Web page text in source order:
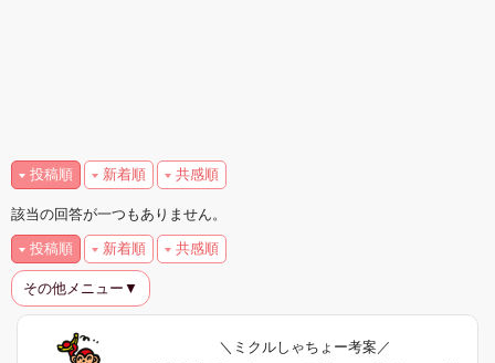
投稿順 新着順 共感順
該当の回答が一つもありません。
投稿順 新着順 共感順
その他メニュー▼
＼ミクルしゃちょー考案／